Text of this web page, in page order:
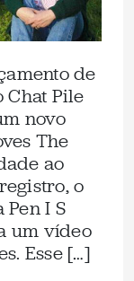
de
Chat Pile
novo
The
ao
o
I S
um vídeo
Esse […]